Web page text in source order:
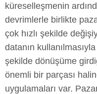
küreselleşmenin
devrimlerle birlikte
çok hızlı şekilde
datanın
şekilde dönüşüme
önemli bir parçası
uygulamaları var.